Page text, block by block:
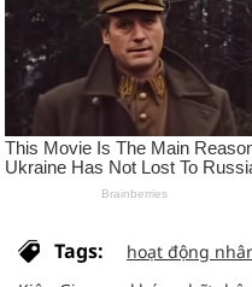
Tags: hoạt động